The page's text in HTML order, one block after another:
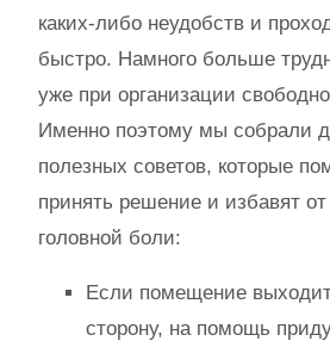
каких-либо неудобств и
быстро. Намного больше
уже при организации
Именно поэтому мы собрали
полезных советов, которые
принять решение и избавят
головной боли:
Если помещение
сторону, на помощь